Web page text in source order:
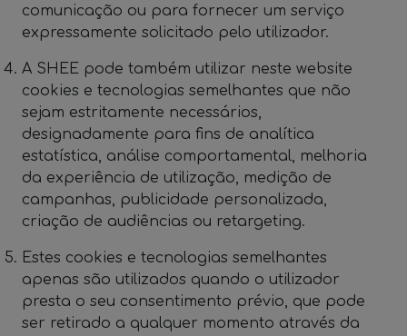
comunicação ou para fornecer um serviço
expressamente solicitado pelo utilizador.
A SHEE pode também utilizar neste website
cookies e tecnologias semelhantes que não
sejam estritamente necessários,
designadamente para fins de analítica
estatística, análise comportamental, melhoria
da experiência de utilização, medição de
campanhas, publicidade personalizada,
criação de audiências ou retargeting.
Estes cookies e tecnologias semelhantes
apenas são utilizados quando o utilizador
presta o seu consentimento prévio, que pode
ser retirado a qualquer momento através da